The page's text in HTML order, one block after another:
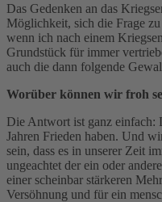
Das Gedenken an das
Möglichkeit, sich die Frage
wenn ich nach einem
Grundstück für immer
auch die dann folgende
Worüber können wir froh
Die Antwort ist ganz einfach:
Jahren Frieden haben. Und
sein, dass es in unserer Zeit
ungeachtet der ein oder
einer scheinbar stärkeren
Versöhnung und für ein